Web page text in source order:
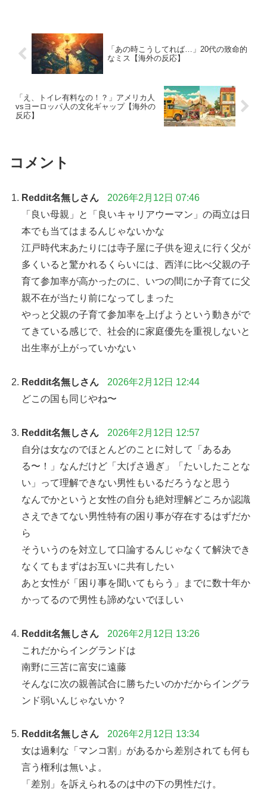
「あの時こうしてれば…」20代の致命的
なミス【海外の反応】
「え、トイレ有料なの！？」アメリカ人
vsヨーロッパ人の文化ギャップ【海外の
反応】
コメント
Reddit名無しさん
2026年2月12日 07:46
「良い母親」と「良いキャリアウーマン」の両立は日
本でも当てはまるんじゃないかな
江戸時代末あたりには寺子屋に子供を迎えに行く父が
多くいると驚かれるくらいには、西洋に比べ父親の子
育て参加率が高かったのに、いつの間にか子育てに父
親不在が当たり前になってしまった
やっと父親の子育て参加率を上げようという動きがで
てきている感じで、社会的に家庭優先を重視しないと
出生率が上がっていかない
Reddit名無しさん
2026年2月12日 12:44
どこの国も同じやね〜
Reddit名無しさん
2026年2月12日 12:57
自分は女なのでほとんどのことに対して「あるあ
る〜！」なんだけど「大げさ過ぎ」「たいしたことな
い」って理解できない男性もいるだろうなと思う
なんでかというと女性の自分も絶対理解どころか認識
さえできてない男性特有の困り事が存在するはずだか
ら
そういうのを対立して口論するんじゃなくて解決でき
なくてもまずはお互いに共有したい
あと女性が「困り事を聞いてもらう」までに数十年か
かってるので男性も諦めないでほしい
Reddit名無しさん
2026年2月12日 13:26
これだからイングランドは
南野に三苫に富安に遠藤
そんなに次の親善試合に勝ちたいのかだからイングラ
ンド弱いんじゃないか？
Reddit名無しさん
2026年2月12日 13:34
女は過剰な「マンコ割」があるから差別されても何も
言う権利は無いよ。
「差別」を訴えられるのは中の下の男性だけ。